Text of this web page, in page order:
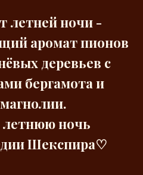
летней ночи -
аромат пионов
деревьев с
бергамота и
летнюю ночь
Шекспира♡